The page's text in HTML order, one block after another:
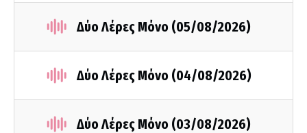
Δύο Λέρες Μόνο (05/08/2026)
Δύο Λέρες Μόνο (04/08/2026)
Δύο Λέρες Μόνο (03/08/2026)